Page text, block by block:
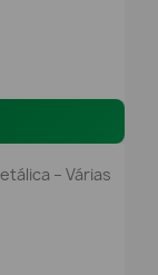
– Várias